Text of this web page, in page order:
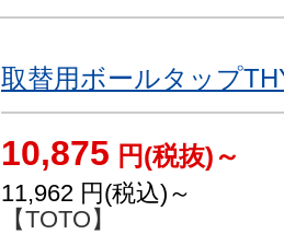
取替用ボールタップ
10,875 円(税抜)～
11,962 円(税込)～
【TOTO】